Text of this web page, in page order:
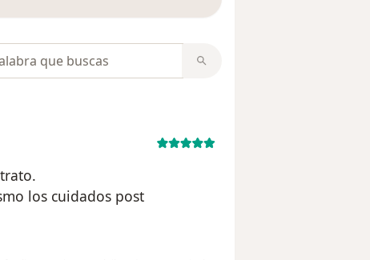
los cuidados post